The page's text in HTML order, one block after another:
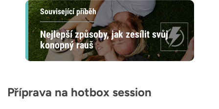
Související příběh
Nejlepší způsoby, jak zesílit svůj
konopný rauš
Příprava na hotbox session